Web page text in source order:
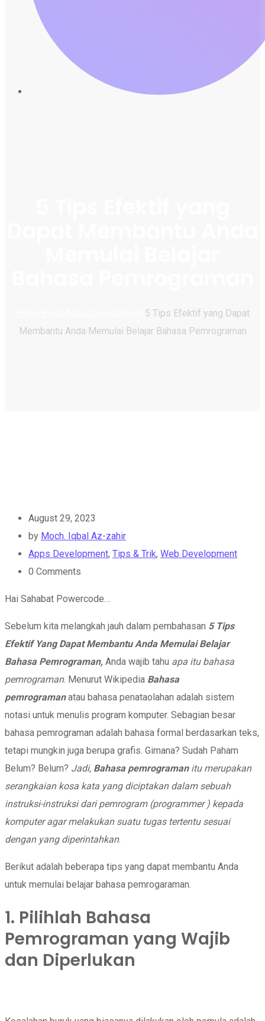
5 Tips Efektif yang Dapat
Membantu Anda Memulai Belajar Bahasa Pemrograman
August 29, 2023
by Moch. Iqbal Az-zahir
Apps Development, Tips & Trik, Web Development
0 Comments
Hai Sahabat Powercode…
Sebelum kita melangkah jauh dalam pembahasan 5 Tips
Efektif Yang Dapat Membantu Anda Memulai Belajar
Bahasa Pemrograman, Anda wajib tahu apa itu bahasa
pemrograman. Menurut Wikipedia Bahasa
pemrograman atau bahasa penataolahan adalah sistem
notasi untuk menulis program komputer. Sebagian besar
bahasa pemrograman adalah bahasa formal berdasarkan teks,
tetapi mungkin juga berupa grafis. Gimana? Sudah Paham
Belum? Belum? Jadi, Bahasa pemrogramanitu merupakan
serangkaian kosa kata yang diciptakan dalam sebuah
instruksi-instruksi dari pemrogram (programmer ) kepada
komputer agar melakukan suatu tugas tertentu sesuai
dengan yang diperintahkan.
Berikut adalah beberapa tips yang dapat membantu Anda
untuk memulai belajar bahasa pemrogaraman.
1. Pilihlah Bahasa
Pemrograman yang Wajib
dan Diperlukan